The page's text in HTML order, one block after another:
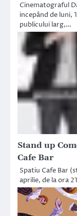
Cinematograful
incepând de luni,
publicului larg,…
Stand up
Cafe Bar
Spatiu Cafe Bar
aprilie, de la ora